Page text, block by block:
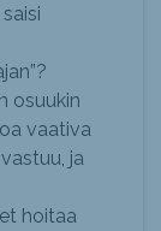
osuukin
vaativa
ja
hoitaa